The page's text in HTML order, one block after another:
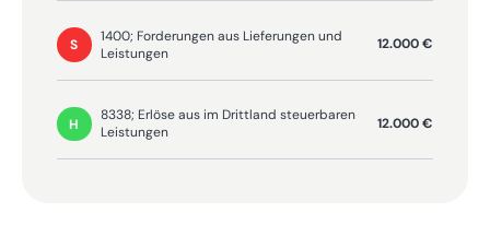
S
1400; Forderungen aus Lieferungen und
Leistungen
12.000 €
H
8338; Erlöse aus im Drittland steuerbaren
Leistungen
12.000 €